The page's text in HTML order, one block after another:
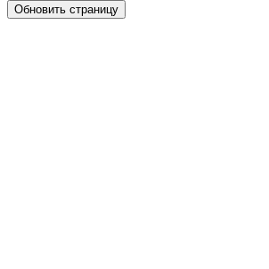
Обновить страницу